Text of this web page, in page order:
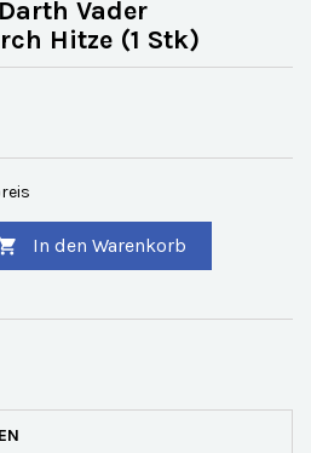
Vader
Hitze (1 Stk)
In den Warenkorb